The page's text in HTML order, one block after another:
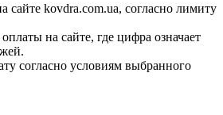
сайте kovdra.com.ua, согласно лимиту
на сайте, где цифра означает
согласно условиям выбранного